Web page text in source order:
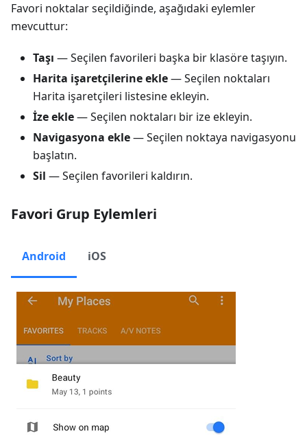
Favori noktalar seçildiğinde, aşağıdaki eylemler
mevcuttur:
Taşı — Seçilen favorileri başka bir klasöre taşıyın.
Harita işaretçilerine ekle— Seçilen noktaları
Harita işaretçileri listesine ekleyin.
İze ekle— Seçilen noktaları bir ize ekleyin.
Navigasyona ekle— Seçilen noktaya navigasyonu
başlatın.
Sil — Seçilen favorileri kaldırın.
Favori Grup Eylemleri
Android iOS